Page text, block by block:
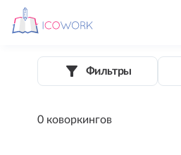
filter_list_alt Фильтры
0 коворкингов